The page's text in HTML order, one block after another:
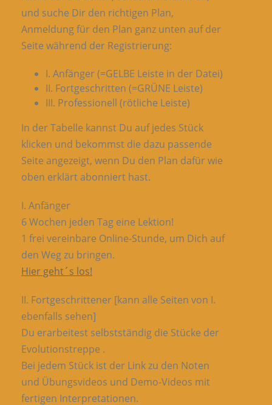
und suche Dir den richtigen Plan,
Anmeldung für den Plan ganz unten auf der
Seite während der Registrierung:
I. Anfänger (=GELBE Leiste in der Datei)
II. Fortgeschritten (=GRÜNE Leiste)
III. Professionell (rötliche Leiste)
In der Tabelle kannst Du auf jedes Stück
klicken und bekommst die dazu passende
Seite angezeigt, wenn Du den Plan dafür wie
oben erklärt abonniert hast.
I. Anfänger
6 Wochen jeden Tag eine Lektion!
1 frei vereinbare Online-Stunde, um Dich auf
den Weg zu bringen.
Hier geht´s los!
II. Fortgeschrittener [kann alle Seiten von I.
ebenfalls sehen]
Du erarbeitest selbstständig die Stücke der
Evolutionstreppe .
Bei jedem Stück ist der Link zu den Noten
und Übungsvideos und Demo-Videos mit
fertigen Interpretationen.